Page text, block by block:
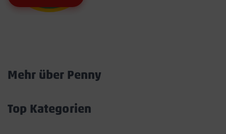
Mehr über Penny
Top Kategorien